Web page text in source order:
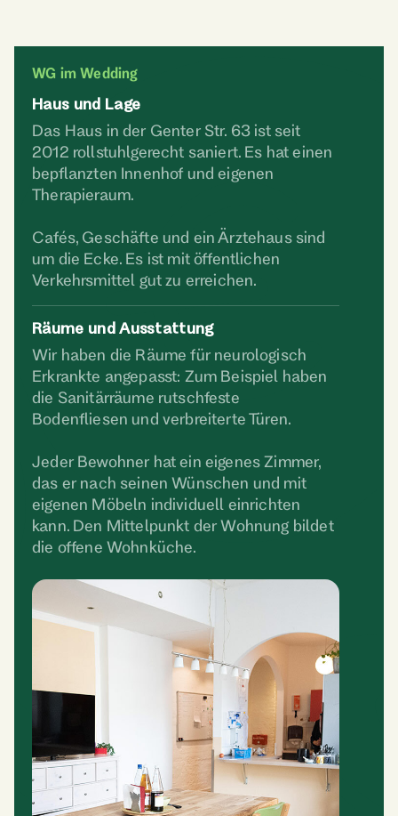
WG im Wedding
Haus und Lage
Das Haus in der Genter Str. 63 ist seit
2012 rollstuhlgerecht saniert. Es hat einen
bepflanzten Innenhof und eigenen
Therapieraum.
Cafés, Geschäfte und ein Ärztehaus sind
um die Ecke. Es ist mit öffentlichen
Verkehrsmittel gut zu erreichen.
Räume und Ausstattung
Wir haben die Räume für neurologisch
Erkrankte angepasst: Zum Beispiel haben
die Sanitärräume rutschfeste
Bodenfliesen und verbreiterte Türen.
Jeder Bewohner hat ein eigenes Zimmer,
das er nach seinen Wünschen und mit
eigenen Möbeln individuell einrichten
kann. Den Mittelpunkt der Wohnung bildet
die offene Wohnküche.